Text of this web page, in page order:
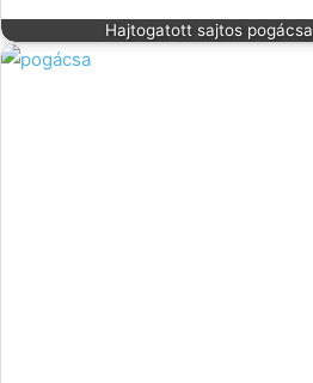
Hajtogatott sajtos pogácsa